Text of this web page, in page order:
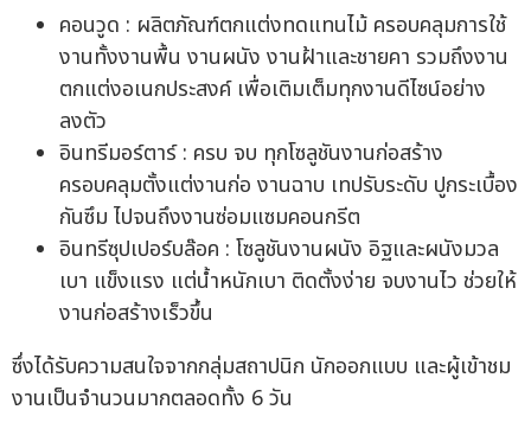
คอนวูด : ผลิตภัณฑ์ตกแต่งทดแทนไม้ ครอบคลุมการใช้
งานทั้งงานพื้น งานผนัง งานฝ้าและชายคา รวมถึงงาน
ตกแต่งอเนกประสงค์ เพื่อเติมเต็มทุกงานดีไซน์อย่าง
ลงตัว
อินทรีมอร์ตาร์ : ครบ จบ ทุกโซลูชันงานก่อสร้าง
ครอบคลุมตั้งแต่งานก่อ งานฉาบ เทปรับระดับ ปูกระเบื้อง
กันซึม ไปจนถึงงานซ่อมแซมคอนกรีต
อินทรีซุปเปอร์บล๊อค : โซลูชันงานผนัง อิฐและผนังมวล
เบา แข็งแรง แต่น้ำหนักเบา ติดตั้งง่าย จบงานไว ช่วยให้
งานก่อสร้างเร็วขึ้น
ซึ่งได้รับความสนใจจากกลุ่มสถาปนิก นักออกแบบ และผู้เข้าชม
งานเป็นจำนวนมากตลอดทั้ง 6 วัน